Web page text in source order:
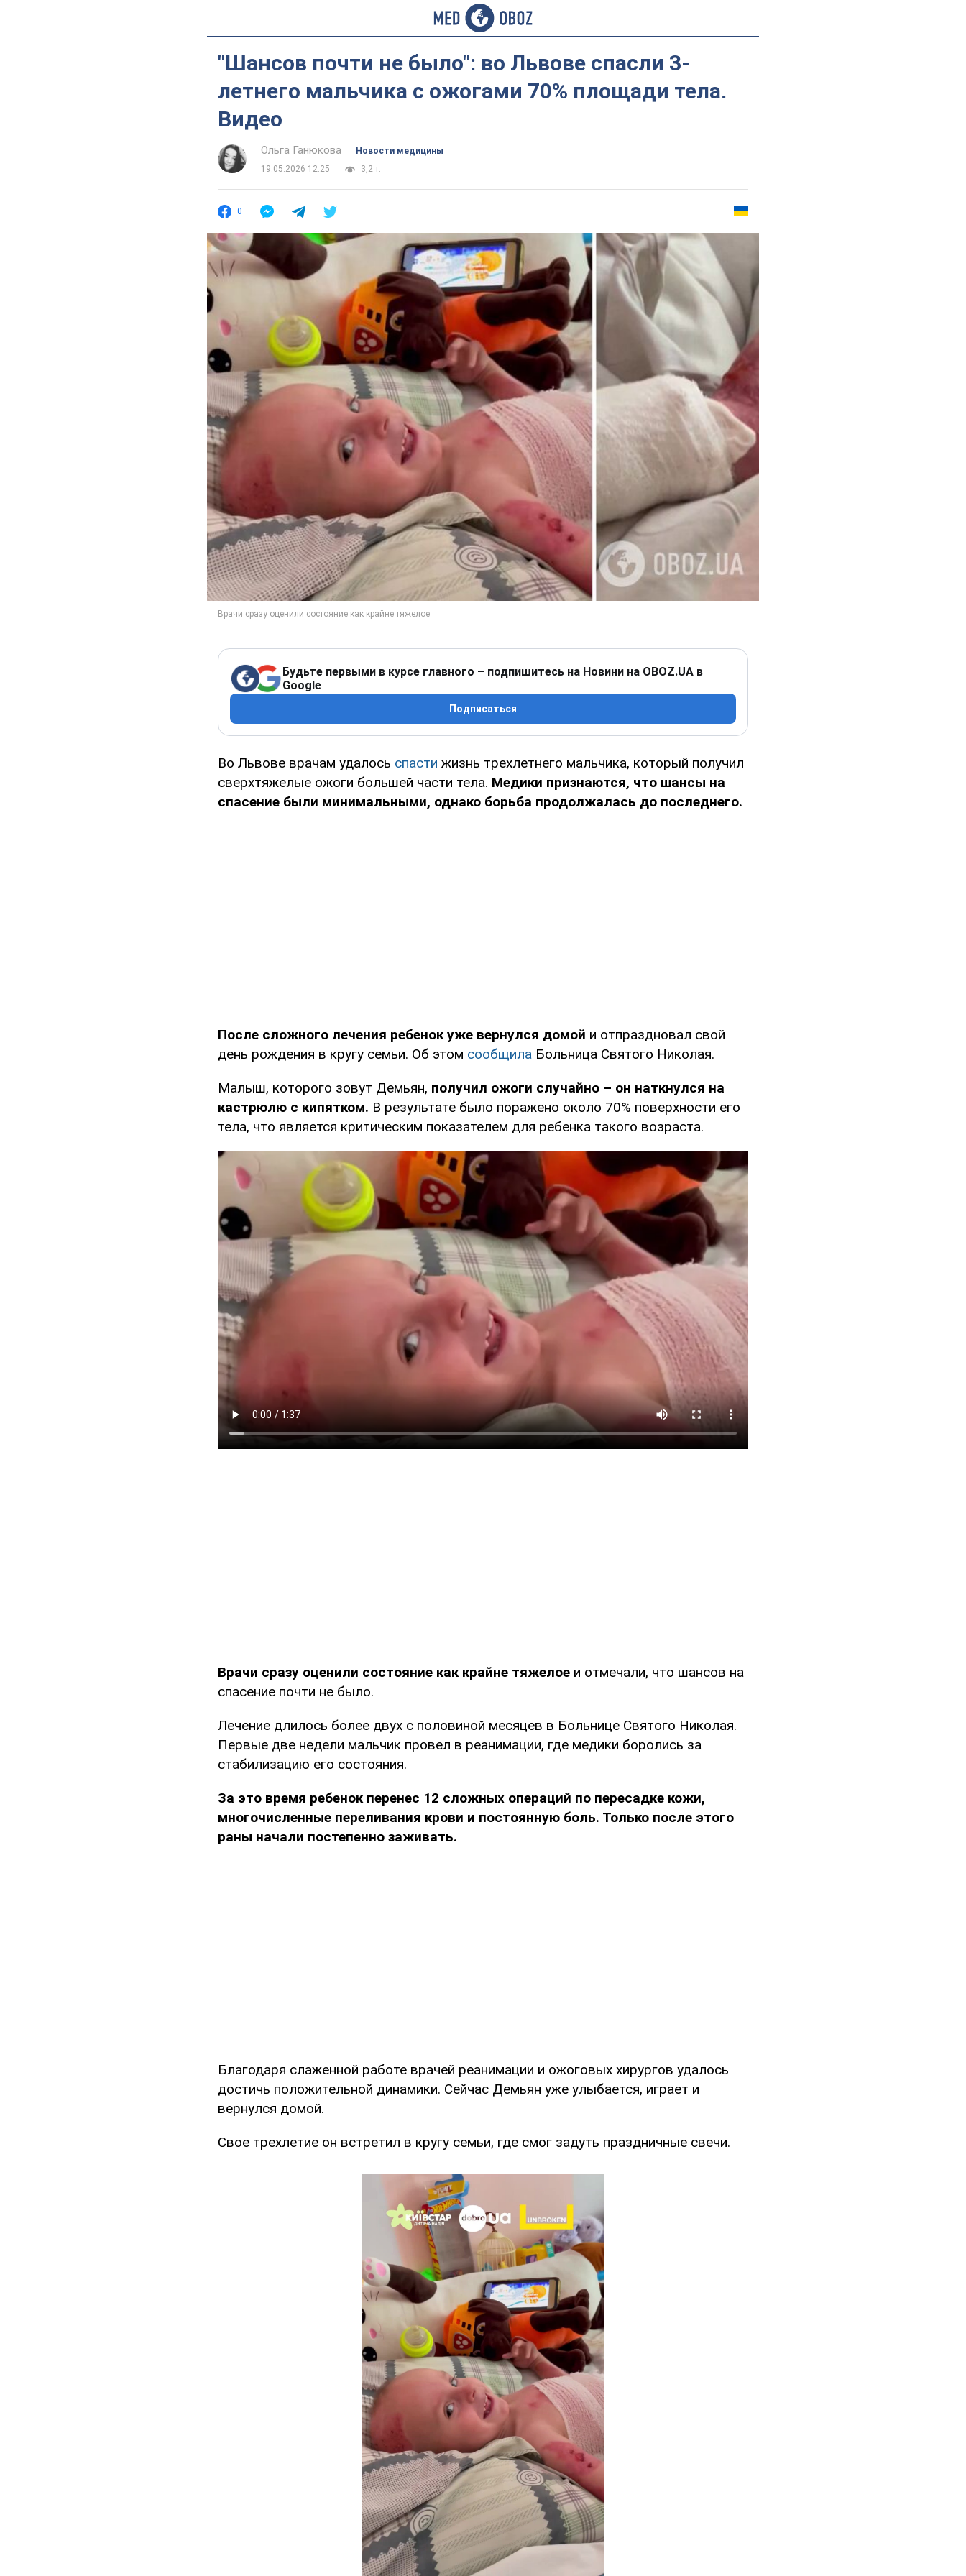
"Шансов почти не было": во Львове спасли 3-
летнего мальчика с ожогами 70% площади тела.
Видео
Ольга Ганюкова
Новости медицины
19.05.2026 12:25
3,2 т.
0
Будьте первыми в курсе главного – подпишитесь на Новини на OBOZ.UA в
Google
Подписаться
Во Львове врачам удалось спасти жизнь трехлетнего мальчика, который получил
сверхтяжелые ожоги большей части тела. Медики признаются, что шансы на
спасение были минимальными, однако борьба продолжалась до последнего.
После сложного лечения ребенок уже вернулся домой и отпраздновал свой
день рождения в кругу семьи. Об этом сообщила Больница Святого Николая.
Малыш, которого зовут Демьян, получил ожоги случайно – он наткнулся на
кастрюлю с кипятком. В результате было поражено около 70% поверхности его
тела, что является критическим показателем для ребенка такого возраста.
Врачи сразу оценили состояние как крайне тяжелое и отмечали, что шансов на
спасение почти не было.
Лечение длилось более двух с половиной месяцев в Больнице Святого Николая.
Первые две недели мальчик провел в реанимации, где медики боролись за
стабилизацию его состояния.
За это время ребенок перенес 12 сложных операций по пересадке кожи,
многочисленные переливания крови и постоянную боль. Только после этого
раны начали постепенно заживать.
Благодаря слаженной работе врачей реанимации и ожоговых хирургов удалось
достичь положительной динамики. Сейчас Демьян уже улыбается, играет и
вернулся домой.
Свое трехлетие он встретил в кругу семьи, где смог задуть праздничные свечи.